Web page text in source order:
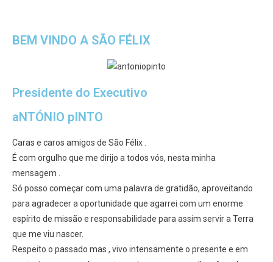
BEM VINDO A SÃO FÉLIX
Presidente do Executivo
aNTÓNIO pINTO
Caras e caros amigos de São Félix .
É com orgulho que me dirijo a todos vós, nesta minha
mensagem .
Só posso começar com uma palavra de gratidão, aproveitando
para agradecer a oportunidade que agarrei com um enorme
espírito de missão e responsabilidade para assim servir a Terra
que me viu nascer.
Respeito o passado mas , vivo intensamente o presente e em